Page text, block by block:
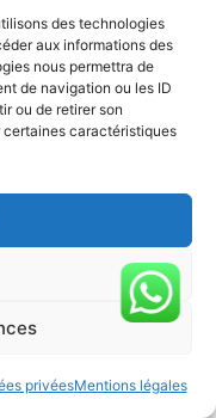
des technologies
aux informations des
nous permettra de
de navigation ou les ID
ou de retirer son
caractéristiques
privéesMentions légales
trop
comme
à transporter
clients en
1